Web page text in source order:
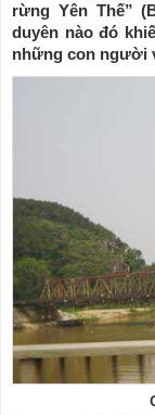
rừng Yên Thế”
duyên nào đó
những con người